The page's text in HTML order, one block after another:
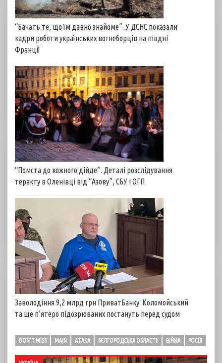
“Бачать те, що їм давно знайоме”. У ДСНС показали
кадри роботи українських вогнеборців на півдні
Франції
“Помста до кожного дійде”. Деталі розслідування
теракту в Оленівці від “Азову”, СБУ і ОГП
Заволодіння 9,2 млрд грн ПриватБанку: Коломойський
та ще п’ятеро підозрюваних постануть перед судом
DON'T MISS MAIN АТАКА БЄЛГОРОДСЬКА ОБЛАСТЬ ВІЙНА РОСІЯ